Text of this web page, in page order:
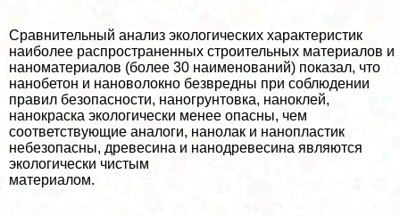
Сравнительный анализ экологических хаpaктеристик
наиболее распространенных строительных материалов и
наноматериалов (более 30 наименований) показал, что
нанобетон и нановолокно безвредны при соблюдении
правил безопасности, наногрунтовка, наноклей,
нанокраска экологически менее опасны, чем
соответствующие аналоги, нанолак и нанопластик
небезопасны, древесина и нанодревесина являются
экологически чистым
материалом.